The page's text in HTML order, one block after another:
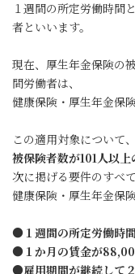
１週間の所定労働時間
者といいます。
現在、厚生年金保険の
間労働者は、
健康保険・厚生年金保
この適用対象について
被保険者数が101人以
次に掲げる要件のすべ
健康保険・厚生年金保
●１週間の所定労働時
●１か月の賃金が
●雇用期間が継続して